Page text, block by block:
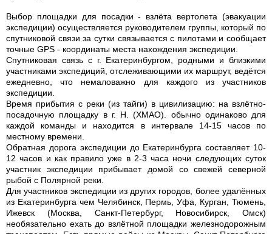
Выбор площадки для посадки - взлёта вертолета (эвакуации
экспедиции) осуществляется руководителем группы, который по
спутниковой связи за сутки связывается с пилотами и сообщает
точные GPS - координаты места нахождения экспедиции.
Спутниковая связь с г. Екатеринбургом, родными и близкими
участниками экспедиций, отслеживающими их маршрут, ведётся
ежедневно, что немаловажно для каждого из участников
экспедиции.
Время прибытия с реки (из тайги) в цивилизацию: на взлётно-
посадочную площадку в г. Н. (ХМАО). обычно одинаково для
каждой команды и находится в интервале 14-15 часов по
местному времени.
Обратная дорога экспедиции до Екатеринбурга составляет 10-
12 часов и как правило уже в 2-3 часа ночи следующих суток
участник экспедиции прибывает домой со свежей северной
рыбой с Полярной реки.
Для участников экспедиции из других городов, более удалённых
из Екатеринбурга чем Челябинск, Пермь, Уфа, Курган, Тюмень,
Ижевск (Москва, Санкт-Петербург, Новосибирск, Омск)
необязательно ехать до взлётной площадки железнодорожным